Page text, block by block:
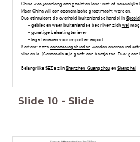
China was jarenlang een gesloten land: niet of
Maar China wil een economische grootmacht worden.
Dus stimuleert de overheid buitenlandse handel in S
- gebieden waar buitenlandse bedrijven zich wel
- gunstige belastingtarieven
- lage tarieven voor import en export
Kortom: deze concessiegebiedenwerden enorme
vinden is. (Concessie = je geeft een beetje toe. Dus: geen
Belangrijke SEZ's zijn Shenzhen, Guangzhouen Shanghai
Slide 10 - Slide